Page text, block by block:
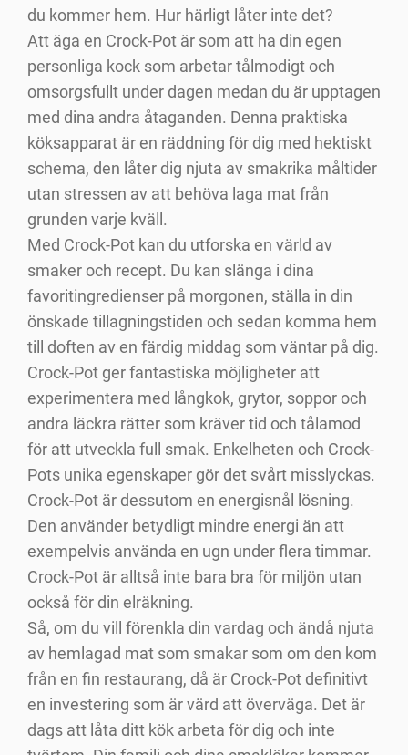
du kommer hem. Hur härligt låter inte det?
Att äga en Crock-Pot är som att ha din egen
personliga kock som arbetar tålmodigt och
omsorgsfullt under dagen medan du är upptagen
med dina andra åtaganden. Denna praktiska
köksapparat är en räddning för dig med hektiskt
schema, den låter dig njuta av smakrika måltider
utan stressen av att behöva laga mat från
grunden varje kväll.
Med Crock-Pot kan du utforska en värld av
smaker och recept. Du kan slänga i dina
favoritingredienser på morgonen, ställa in din
önskade tillagningstiden och sedan komma hem
till doften av en färdig middag som väntar på dig.
Crock-Pot ger fantastiska möjligheter att
experimentera med långkok, grytor, soppor och
andra läckra rätter som kräver tid och tålamod
för att utveckla full smak. Enkelheten och Crock-
Pots unika egenskaper gör det svårt misslyckas.
Crock-Pot är dessutom en energisnål lösning.
Den använder betydligt mindre energi än att
exempelvis använda en ugn under flera timmar.
Crock-Pot är alltså inte bara bra för miljön utan
också för din elräkning.
Så, om du vill förenkla din vardag och ändå njuta
av hemlagad mat som smakar som om den kom
från en fin restaurang, då är Crock-Pot definitivt
en investering som är värd att överväga. Det är
dags att låta ditt kök arbeta för dig och inte